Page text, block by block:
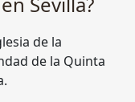
de la
de la Quinta